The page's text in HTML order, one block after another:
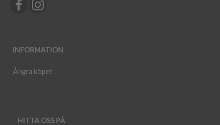
INFORMATION
Ångra köpet
HITTA OSS PÅ